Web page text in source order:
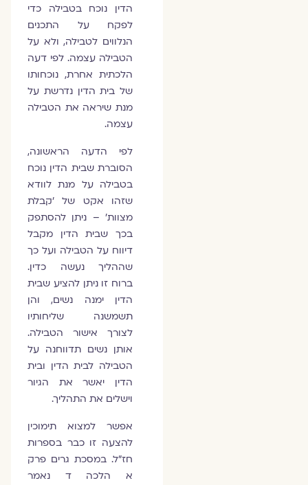
הדין נוכח בטבילה כדי
לפקח על התכנים
הנלווים לטבילה, ולא על
הטבילה עצמה. לפי דעה
הלכתית אחרת, נוכחותו
של בית הדין נדרשת על
מנת שיראה את הטבילה
עצמה.
לפי הדעה הראשונה,
הסוברת שבית הדין נוכח
בטבילה על מנת לוודא
שזהו אקט של 'קבלת
מצוות' – ניתן להסתפק
בכך שבית הדין מקבל
דיווח על הטבילה ועל כך
שההליך נעשה כדין.
ברוח זו ניתן להציע שבית
הדין ימנה נשים, והן
תשמשנה שליחותיו
לצורך אישור הטבילה.
אותן נשים תדווחנה על
הטבילה לבית הדין ובית
הדין יאשר את הגיור
וישלים את התהליך.
אפשר למצוא תימוכין
להצעה זו כבר בספרות
חז"ל. במסכת גרים פרק
א הלכה ד נאמר